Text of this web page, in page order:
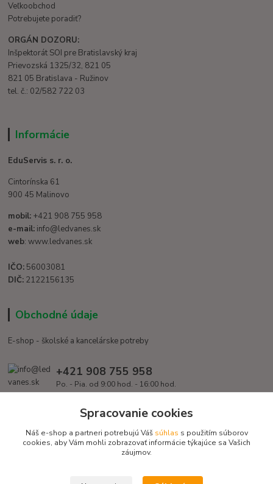
Veľkoobchod
Potrebujete poradiť?
ORGÁN DOZORU:
Inšpektorát SOI pre Bratislavský kraj
Prievozská 1325/32, 821 05
821 05 Bratislava - Ružinov
tel. č.: 02/582 722 03
Informácie
EduServis s. r. o.
Cintorínska 61
900 45 Malinovo
mobil: +421 908 755 958
e-mail: info@ledvanes.sk
web: www.ledvanes.sk
IČO: 56003081
DIČ: 2122156135
Obchodné údaje
E-shop - školské a kancelárske potreby
+421 908 755 958
Po. - Pia. od 9:00 hod. - 16:00 hod.
info@ledvanes.skSpracovanie cookies
Náš e-shop a partneri potrebujú Váš súhlas s použitím súborov
cookies, aby Vám mohli zobrazovať informácie týkajúce sa Vašich
záujmov.